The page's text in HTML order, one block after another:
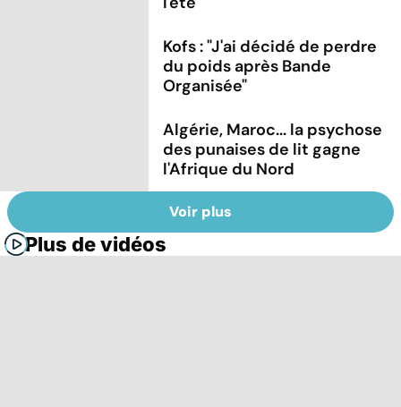
Kofs : "J'ai décidé de perdre
du poids après Bande
Organisée"
Algérie, Maroc... la psychose
des punaises de lit gagne
l'Afrique du Nord
Voir plus
Plus de vidéos